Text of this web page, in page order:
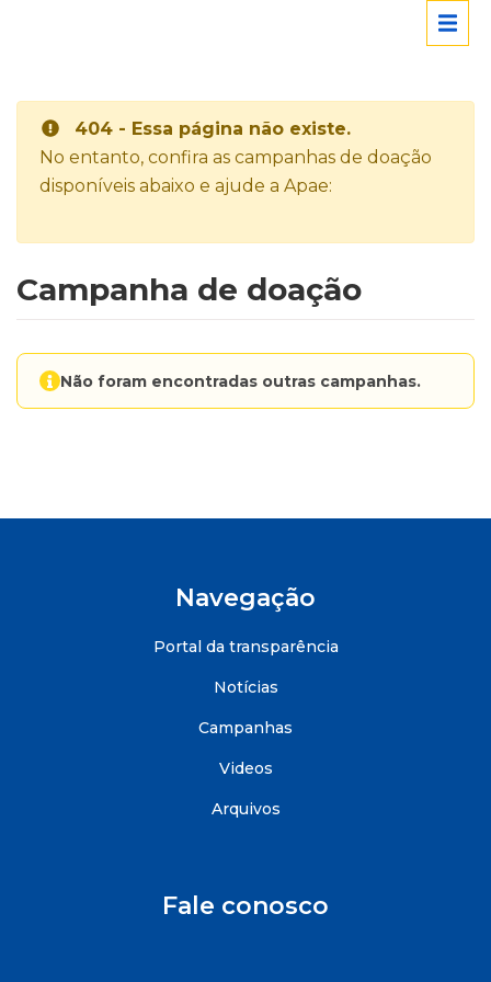
404 - Essa página não existe.
No entanto, confira as campanhas de doação
disponíveis abaixo e ajude a Apae:
Campanha de doação
Não foram encontradas outras campanhas.
Navegação
Portal da transparência
Notícias
Campanhas
Videos
Arquivos
Fale conosco